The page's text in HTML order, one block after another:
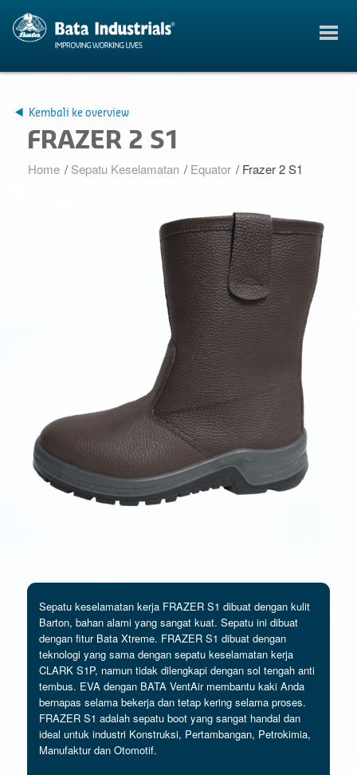
Kembali ke overview
FRAZER 2 S1
Home / Sepatu Keselamatan / Equator / Frazer 2 S1
Sepatu keselamatan kerja FRAZER S1 dibuat dengan kulit
Barton, bahan alami yang sangat kuat. Sepatu ini dibuat
dengan fitur Bata Xtreme. FRAZER S1 dibuat dengan
teknologi yang sama dengan sepatu keselamatan kerja
CLARK S1P, namun tidak dilengkapi dengan sol tengah anti
tembus. EVA dengan BATA VentAir membantu kaki Anda
bernapas selama bekerja dan tetap kering selama proses.
FRAZER S1 adalah sepatu boot yang sangat handal dan
ideal untuk industri Konstruksi, Pertambangan, Petrokimia,
Manufaktur dan Otomotif.